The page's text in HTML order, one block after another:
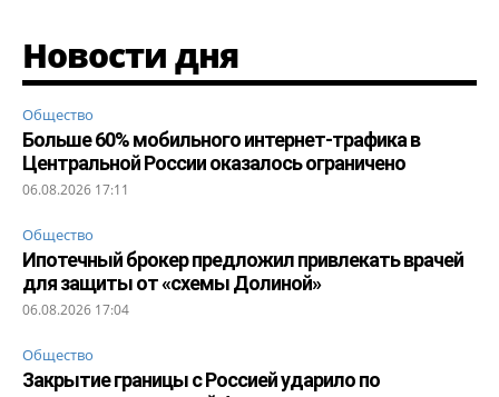
Новости дня
Общество
Больше 60% мобильного интернет-трафика в
Центральной России оказалось ограничено
06.08.2026 17:11
Общество
Ипотечный брокер предложил привлекать врачей
для защиты от «схемы Долиной»
06.08.2026 17:04
Общество
Закрытие границы с Россией ударило по